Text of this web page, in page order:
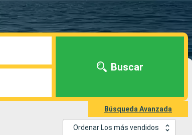
Buscar
Búsqueda Avanzada
Ordenar Los más vendidos